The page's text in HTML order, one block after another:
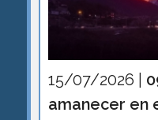
15/07/2026 |
amanecer en